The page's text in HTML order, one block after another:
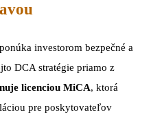
ponúka investorom bezpečné a
DCA stratégie priamo z
licenciou MiCA, ktorá
pre poskytovateľov